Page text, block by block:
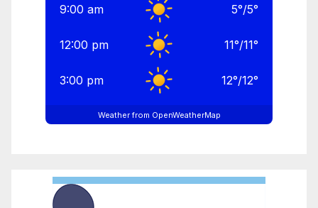
9:00 am 5°/5°
12:00 pm 11°/11°
3:00 pm 12°/12°
Weather from OpenWeatherMap